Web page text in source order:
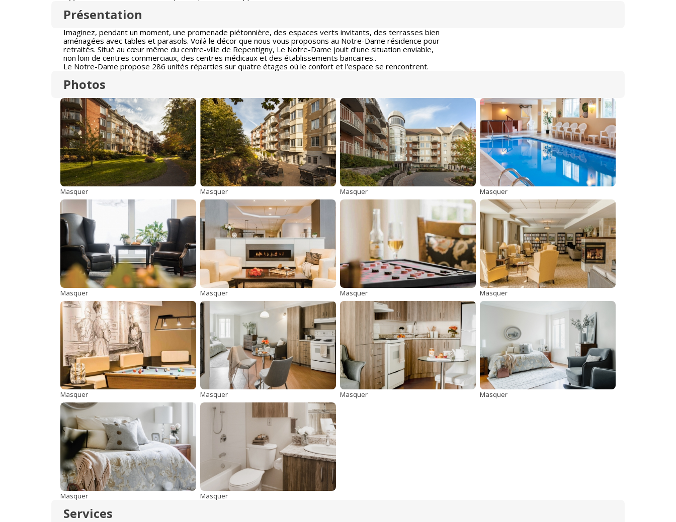
Présentation
Imaginez, pendant un moment, une promenade piétonnière, des espaces verts invitants, des terrasses bien
aménagées avec tables et parasols. Voilà le décor que nous vous proposons au Notre-Dame résidence pour
retraités. Situé au cœur même du centre-ville de Repentigny, Le Notre-Dame jouit d'une situation enviable,
non loin de centres commerciaux, des centres médicaux et des établissements bancaires..
Le Notre-Dame propose 286 unités réparties sur quatre étages où le confort et l'espace se rencontrent.
Photos
Masquer Masquer Masquer Masquer
Masquer Masquer Masquer Masquer
Masquer Masquer Masquer Masquer
Masquer Masquer
Services